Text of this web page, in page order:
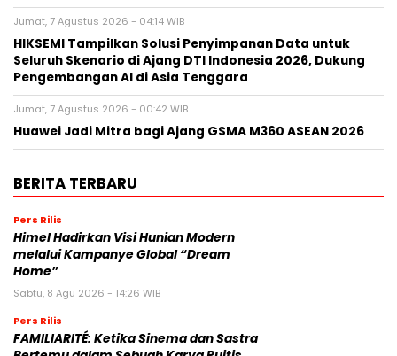
Jumat, 7 Agustus 2026 - 04:14 WIB
HIKSEMI Tampilkan Solusi Penyimpanan Data untuk
Seluruh Skenario di Ajang DTI Indonesia 2026, Dukung
Pengembangan AI di Asia Tenggara
Jumat, 7 Agustus 2026 - 00:42 WIB
Huawei Jadi Mitra bagi Ajang GSMA M360 ASEAN 2026
BERITA TERBARU
Pers Rilis
Himel Hadirkan Visi Hunian Modern
melalui Kampanye Global “Dream
Home”
Sabtu, 8 Agu 2026 - 14:26 WIB
Pers Rilis
FAMILIARITÉ: Ketika Sinema dan Sastra